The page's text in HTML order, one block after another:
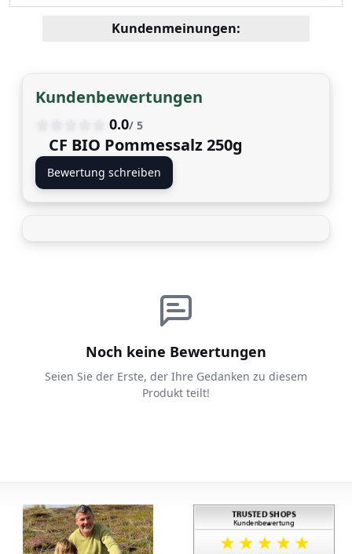
Kundenmeinungen:
Kundenbewertungen
0.0/ 5
CF BIO Pommessalz 250g
Bewertung schreiben
Noch keine Bewertungen
Seien Sie der Erste, der Ihre Gedanken zu diesem
Produkt teilt!